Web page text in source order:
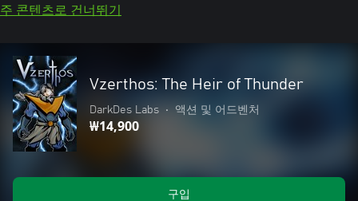
주 콘텐츠로 건너뛰기
Vzerthos: The Heir of Thunder
DarkDes Labs • 액션 및 어드벤처
₩14,900
구입